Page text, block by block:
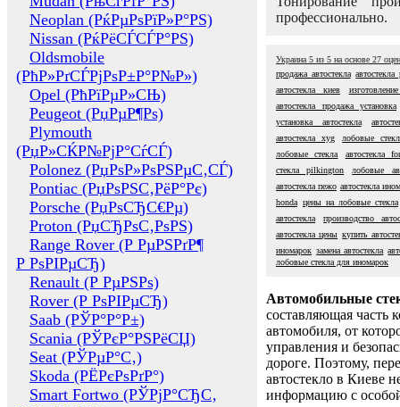
Neoplan (РќРµРѕРїР»Р°РЅ)
Nissan (РќРёСЃСЃР°РЅ)
Oldsmobile
(РћР»РґСЃРјРѕР±Р°Р№Р»)
Opel (РћРїРµР»СЊ)
Peugeot (РџРµР¶Рѕ)
Plymouth
(РџР»СЌР№РјР°СѓСЃ)
Polonez (РџРѕР»РѕРЅРµС‚СЃ)
Pontiac (РџРѕРЅС‚РёР°Рє)
Porsche (РџРѕСЂС€Рµ)
Proton (РџСЂРѕС‚РѕРЅ)
Range Rover (Р РµРЅРґР¶
Р РѕРІРµСЂ)
Renault (Р РµРЅРѕ)
Rover (Р РѕРІРµСЂ)
Saab (РЎР°Р°Р±)
Scania (РЎРєР°РЅРёСЏ)
Seat (РЎРµР°С‚)
Skoda (РЁРєРѕРґР°)
Smart Fortwo (РЎРјР°СЂС‚
профессионально.
Украина 5 из 5 на основе 27
продажа автостекла
автостекла киев
автостекла продажа установка
установка автостекла
автостекла xyg
лобовые
лобовые стекла
автостекла
стекла pilkington
лобовые
автостекла пежо автостекла
honda цены на лобовые стекла
автостекла
производство
автостекла цены купить
иномарок замена автостекла
лобовые стекла для иномарок
Автомобильные
составляющая часть
автомобиля, от
управления и
дороге. Поэтому,
автостекло в Киеве
информацию с